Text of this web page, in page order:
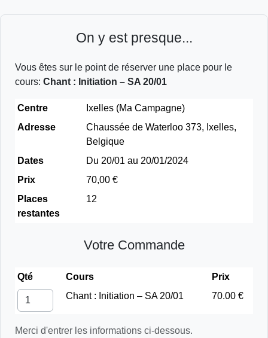
On y est presque...
Vous êtes sur le point de réserver une place pour le
cours: Chant : Initiation – SA 20/01
Centre
Ixelles (Ma Campagne)
Adresse
Chaussée de Waterloo 373, Ixelles,
Belgique
Dates
Du 20/01 au 20/01/2024
Prix
70,00 €
Places
restantes
12
Votre Commande
Qté Cours
Prix
Chant : Initiation – SA 20/01
70.00 €
Merci d'entrer les informations ci-dessous.